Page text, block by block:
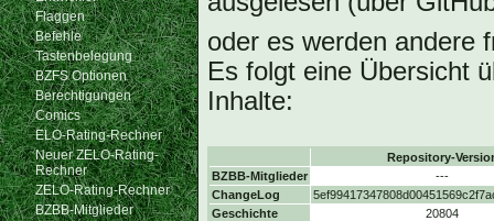
Flaggen
Befehle
Tastenbelegung
BZFS Optionen
Berechtigungen
Comics
ELO-Rating-Rechner
Neuer ZELO-Rating-
Rechner
ZELO-Rating-Rechner
BZBB-Mitglieder
oder es werden andere
Es folgt eine Übersicht
Inhalte:
Repository-
BZBB-Mitglieder
---
ChangeLog
Geschichte
20804